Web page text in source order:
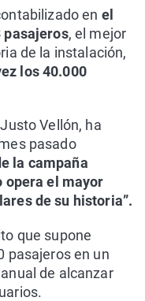
en el
pasajeros, el mejor
de la instalación,
los 40.000
Vellón, ha
pasado
la campaña
opera el mayor
de su historia”.
que supone
pasajeros en un
de alcanzar